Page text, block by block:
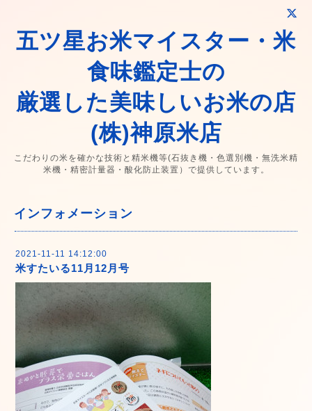
五ツ星お米マイスター・米
食味鑑定士の
厳選した美味しいお米の店
(株)神原米店
こだわりの米を確かな技術と精米機等(石抜き機・色選別機・無洗米精
米機・精密計量器・酸化防止装置）で提供しています。
インフォメーション
2021-11-11 14:12:00
米すたいる11月12月号